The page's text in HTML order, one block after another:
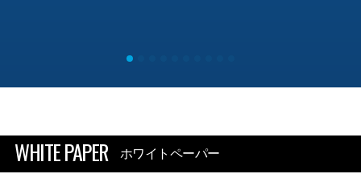
WHITE PAPER ホワイトペーパー